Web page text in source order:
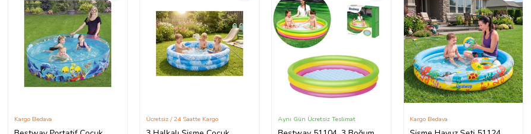
Kargo Bedava Ücretsiz / 24 Saatte Kargo Aynı Gün Ücretsiz Teslimat Kargo Bedava